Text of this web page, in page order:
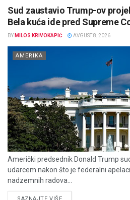
Sud zaustavio Trump-ov
Bela kuća ide pred Supreme
BY MILOS KRIVOKAPIĆ AVGUST 8, 2026
AMERIKA
Američki predsednik Donald Trump
udarcem nakon što je federalni
nadzemnih radova...
DETAILS